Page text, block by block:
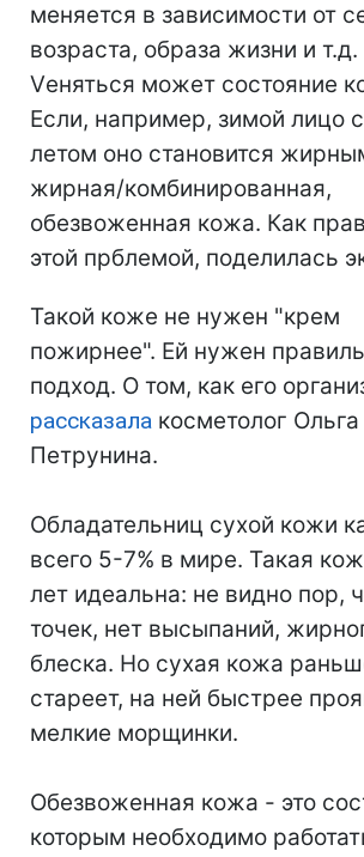
меняется в зависимости от
возраста, образа жизни и т.д.
Vеняться может состояние
Если, например, зимой лицо
летом оно становится
жирная/комбинированная,
обезвоженная кожа. Как
этой прблемой, поделилась
Такой коже не нужен "крем
пожирнее". Ей нужен
подход. О том, как его
рассказала косметолог Ольга
Петрунина.
Обладательниц сухой кожи
всего 5-7% в мире. Такая
лет идеальна: не видно пор,
точек, нет высыпаний,
блеска. Но сухая кожа
стареет, на ней быстрее
мелкие морщинки.
Обезвоженная кожа - это
которым необходимо